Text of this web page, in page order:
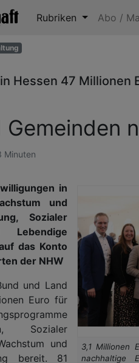
Rubriken Abo /
Hessen 47 Millionen
Minuten
3,1 Millionen
nachhaltige
in
und
Sozialer
Lebendige
das Konto
der NHW
und Land
Euro für
Sozialer
und
bereit. 81